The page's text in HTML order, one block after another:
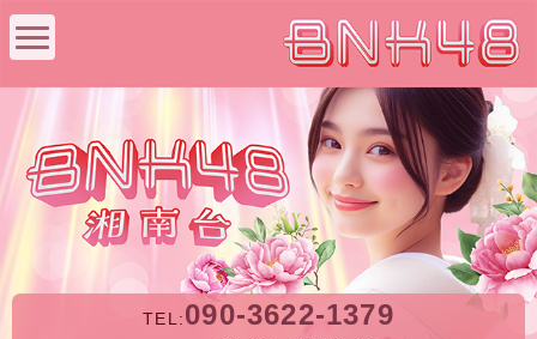
TEL: 090-3622-1379